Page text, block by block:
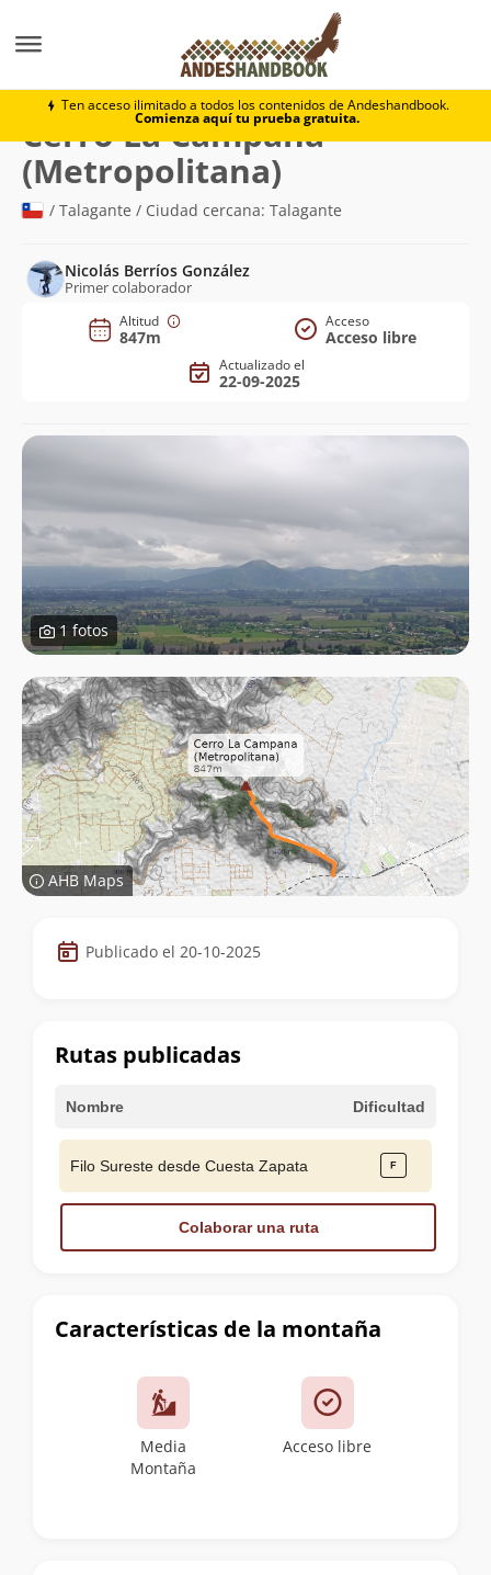
Ten acceso ilimitado a todos los contenidos de Andeshandbook.
Comienza aquí tu prueba gratuita.
Cerro La Campana (Metropolitana)
Cerro La Campana
(Metropolitana)
/ Talagante / Ciudad cercana: Talagante
Nicolás Berríos González
Primer colaborador
Altitud
847m
Acceso
Acceso libre
Actualizado el
22-09-2025
1 fotos
AHB Maps
Datos
de
cumbre
Publicado el 20-10-2025
Características de la montaña
Media
Montaña
Acceso libre
Rutas publicadas
Nombre Dificultad
Filo Sureste desde Cuesta Zapata
Colaborar una ruta